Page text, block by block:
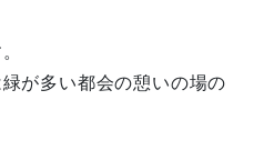
が多い都会の憩いの場の